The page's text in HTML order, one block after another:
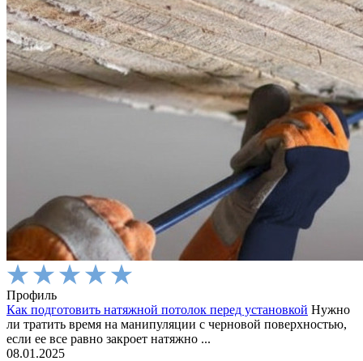
Профиль
Как подготовить натяжной потолок перед установкой Нужно
ли тратить время на манипуляции с черновой поверхностью,
если ее все равно закроет натяжно ...
08.01.2025